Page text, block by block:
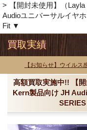
【開封未使用】（
Audioユニバーサルイヤ
Fit ▼
買取実績
【お知らせ】ウイル
高額買取実施中!! 【
Kern製品向け JH